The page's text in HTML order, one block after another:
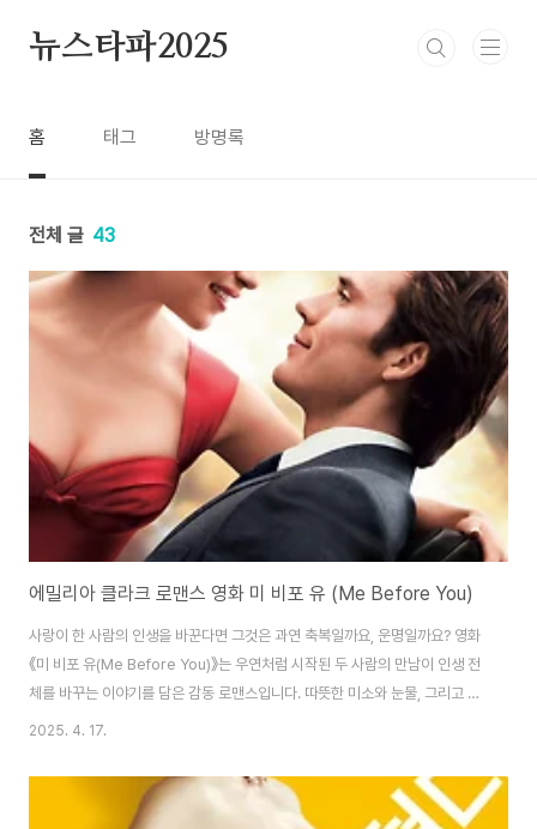
뉴스타파2025
홈 태그 방명록
전체 글 43
에밀리아 클라크 로맨스 영화 미 비포 유 (Me Before You)
사랑이 한 사람의 인생을 바꾼다면 그것은 과연 축복일까요, 운명일까요? 영화
《미 비포 유(Me Before You)》는 우연처럼 시작된 두 사람의 만남이 인생 전
체를 바꾸는 이야기를 담은 감동 로맨스입니다. 따뜻한 미소와 눈물, 그리고 깊
은 여운을 남기는 이 작품은 사랑의 의미와 삶의 선택에 대해 다시금 생각하게
르: 로맨스, 드라마개봉 연도: 2016년러닝타임: 110분출연: 에밀리아 클라크
(루이자 클라크), 샘 클라플린(윌 트레이너)원작: 조조 모예스의 동명 베스트셀
2025. 4. 17.